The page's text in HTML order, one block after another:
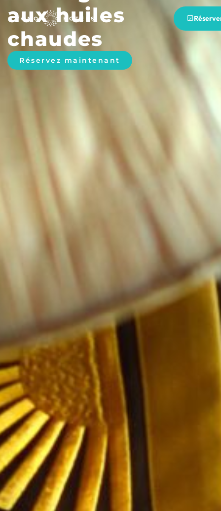
ES
EN
aux huiles
chaudes
Réservez maintenant